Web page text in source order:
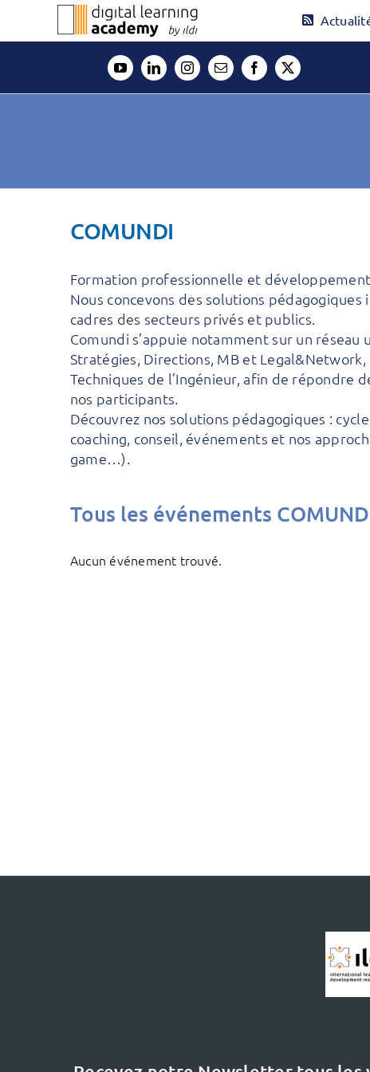
contenu
COMUNDI
Formation professionnelle et
Nous concevons des solutions
cadres des secteurs privés et publics.
Comundi s’appuie notamment sur un réseau
Stratégies, Directions, MB et
Techniques de l’Ingénieur, afin de répondre
nos participants.
Découvrez nos solutions pédagogiques :
coaching, conseil, événements et nos
game…).
Tous les événements
Aucun événement trouvé.